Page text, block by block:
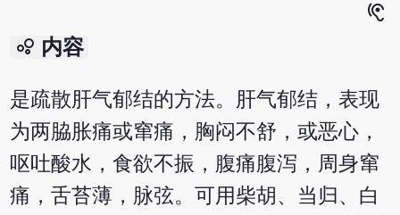
hearing
bubble_chart 内容
是疏散肝气郁结的方法。肝气郁结，表现
为两脇胀痛或窜痛，胸闷不舒，或恶心，
呕吐酸水，食欲不振，腹痛腹泻，周身窜
痛，舌苔薄，脉弦。可用柴胡、当归、白